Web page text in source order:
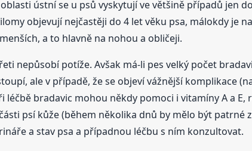
ústní se u psů vyskytují ve většině případů jen
objevují nejčastěji do 4 let věku psa, málokdy je
a to hlavně na nohou a obličeji.
nepůsobí potíže. Avšak má-li pes velký počet
ale v případě, že se objeví vážnější komplikace
bradavic mohou někdy pomoci i vitamíny A a E,
psí kůže (během několika dnů by mělo být patrné
a stav psa a případnou léčbu s ním konzultovat.